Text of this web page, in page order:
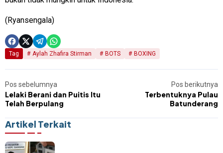
(Ryansengala)
Tag Aylah Zhafira Stirman BOTS BOXING
Pos sebelumnya
Lelaki Berani dan Puitis Itu
Telah Berpulang
Pos berikutnya
Terbentuknya Pulau
Batunderang
Artikel Terkait